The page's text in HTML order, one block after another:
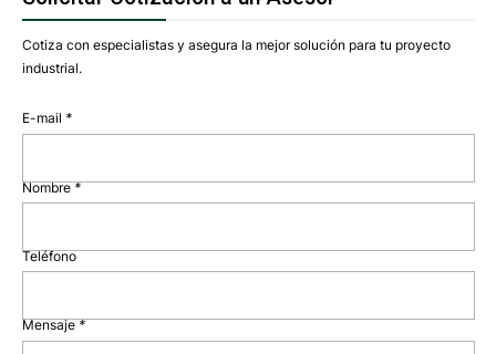
Cotiza con especialistas y asegura la mejor solución para tu proyecto
industrial.
E-mail *
Nombre*
Teléfono
Mensaje *